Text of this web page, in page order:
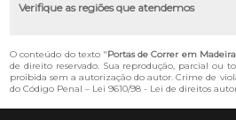
Verifique as regiões que atendemos
O conteúdo do texto "Portas de Correr em
de direito reservado. Sua reprodução, parcial ou
proibida sem a autorização do autor. Crime de
do Código Penal – Lei 9610/98 - Lei de direitos